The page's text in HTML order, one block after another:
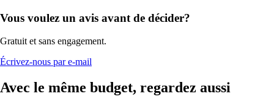
Vous voulez un avis avant de décider?
Gratuit et sans engagement.
Écrivez-nous par e-mail
Avec le même budget, regardez aussi